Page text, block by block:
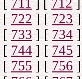
[711] [712]
[722] [723]
[733] [734]
[744] [745]
[755] [756]